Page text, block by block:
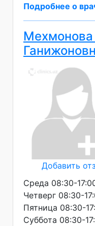
Подробнее о
Мехмонова
Добавить
Среда 08:30-
Четверг 08:30-
Пятница 08:30-
Суббота 08:30-